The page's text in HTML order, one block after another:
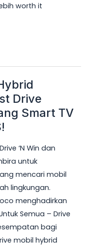
worth it
Drive
Smart TV
‘N Win dan
untuk
mencari mobil
lingkungan.
menghadirkan
Semua – Drive
bagi
mobil hybrid